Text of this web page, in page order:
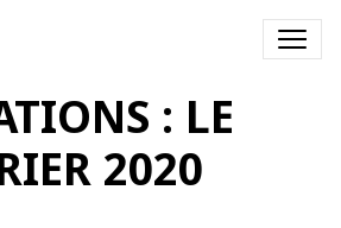
: LE
2020